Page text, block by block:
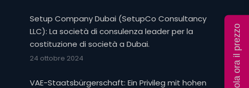
Setup Company Dubai (SetupCo Consultancy
LLC): La società di consulenza leader per la
costituzione di società a Dubai.
24 ottobre 2024
VAE-Staatsbürgerschaft: Ein Privileg mit hohen
Calcola ora il prezzo